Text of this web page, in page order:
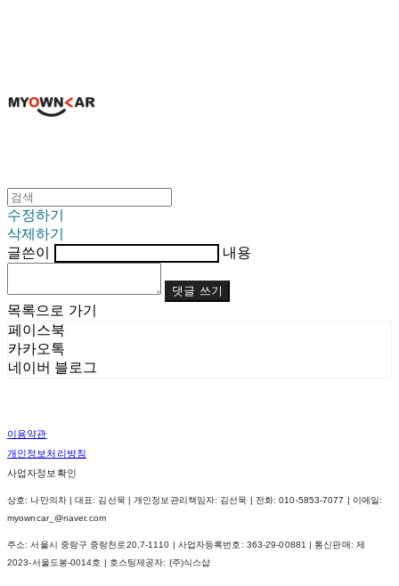
수정하기
삭제하기
글쓴이
내용
댓글 쓰기
목록으로 가기
페이스북
카카오톡
네이버 블로그
이용약관
개인정보처리방침
사업자정보확인
상호: 나만의차 | 대표: 김선묵 | 개인정보관리책임자: 김선묵 | 전화: 010-5853-7077 | 이메일:
myowncar_@naver.com
주소: 서울시 중랑구 중랑천로20,7-1110 | 사업자등록번호: 363-29-00881 | 통신판매: 제
2023-서울도봉-0014호
| 호스팅제공자: (주)식스샵